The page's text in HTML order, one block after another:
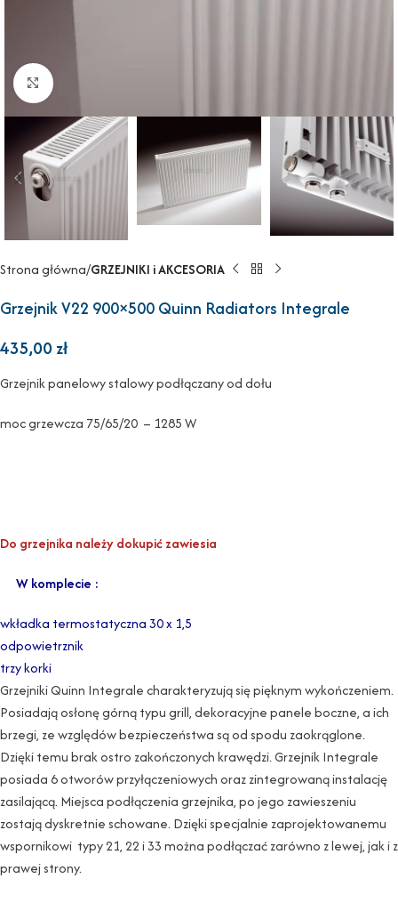
Powiększ
Strona główna GRZEJNIKI i AKCESORIA
Grzejnik V22 900×500 Quinn Radiators Integrale
435,00zł
Grzejnik panelowy stalowy podłączany od dołu
moc grzewcza 75/65/20 – 1285 W
Do grzejnika należy dokupić zawiesia
W komplecie :
wkładka termostatyczna 30 x 1,5
odpowietrznik
trzy korki
Grzejniki Quinn Integrale charakteryzują się pięknym wykończeniem.
Posiadają osłonę górną typu grill, dekoracyjne panele boczne, a ich
brzegi, ze względów bezpieczeństwa są od spodu zaokrąglone.
Dzięki temu brak ostro zakończonych krawędzi. Grzejnik Integrale
posiada 6 otworów przyłączeniowych oraz zintegrowaną instalację
zasilającą. Miejsca podłączenia grzejnika, po jego zawieszeniu
zostają dyskretnie schowane. Dzięki specjalnie zaprojektowanemu
wspornikowi typy 21, 22 i 33 można podłączać zarówno z lewej, jak i z
prawej strony.